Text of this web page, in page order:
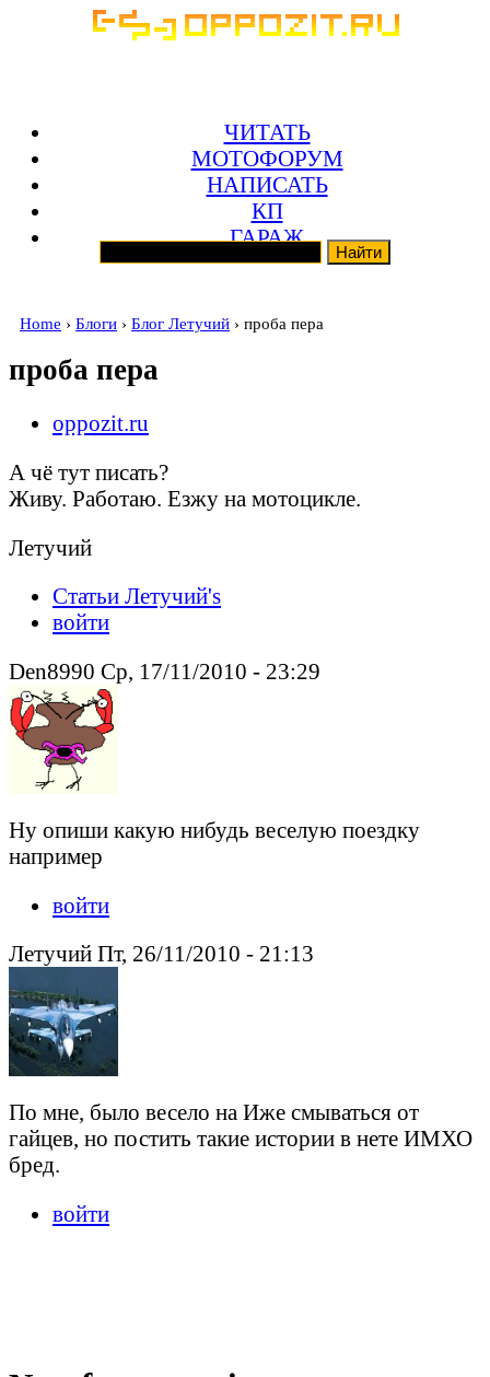
ЧИТАТЬ
МОТОФОРУМ
НАПИСАТЬ
КП
ГАРАЖ
Home › Блоги › Блог Летучий › проба пера
проба пера
oppozit.ru
А чё тут писать?
Живу. Работаю. Езжу на мотоцикле.
Летучий
Статьи Летучий's
войти
Den8990 Ср, 17/11/2010 - 23:29
Ну опиши какую нибудь веселую поездку
например
войти
Летучий Пт, 26/11/2010 - 21:13
По мне, было весело на Иже смываться от
гайцев, но постить такие истории в нете ИМХО
бред.
войти